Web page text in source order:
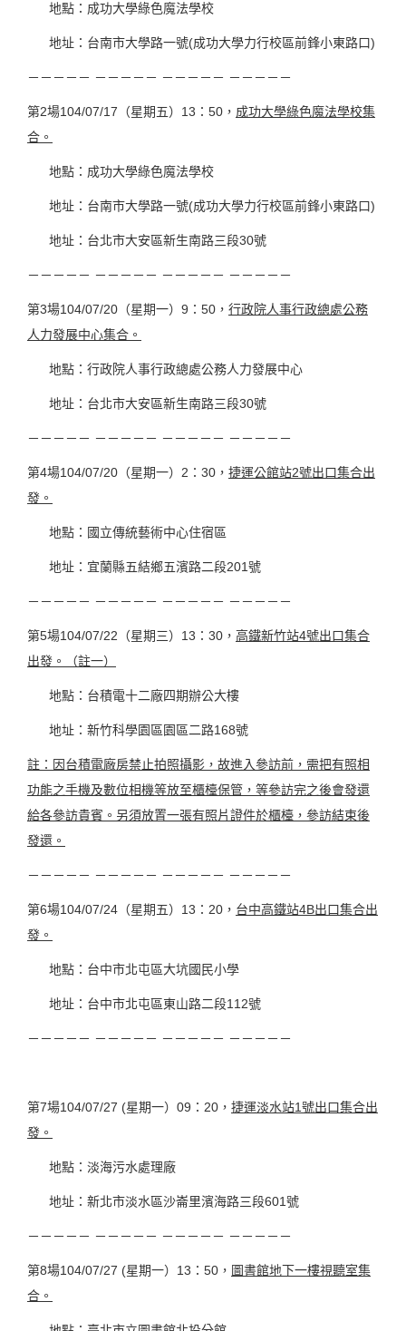
地點：成功大學綠色魔法學校
地址：台南市大學路一號(成功大學力行校區前鋒小東路口)
－－－－－ －－－－－ －－－－－ －－－－－
第2場104/07/17（星期五）13：50， 成功大學綠色魔法學校集
合。
地點：成功大學綠色魔法學校
地址：台南市大學路一號(成功大學力行校區前鋒小東路口)
地址：台北市大安區新生南路三段30號
－－－－－ －－－－－ －－－－－ －－－－－
第3場104/07/20（星期一）9：50， 行政院人事行政總處公務
人力發展中心集合。
地點：行政院人事行政總處公務人力發展中心
地址：台北市大安區新生南路三段30號
－－－－－ －－－－－ －－－－－ －－－－－
第4場104/07/20（星期一）2：30， 捷運公館站2號出口集合出
發。
地點：國立傳統藝術中心住宿區
地址：宜蘭縣五結鄉五濱路二段201號
－－－－－ －－－－－ －－－－－ －－－－－
第5場104/07/22（星期三）13：30， 高鐵新竹站4號出口集合
出發。（註一）
地點：台積電十二廠四期辦公大樓
地址：新竹科學園區園區二路168號
註：因台積電廠房禁止拍照攝影，故進入參訪前，需把有照相
功能之手機及數位相機等放至櫃檯保管，等參訪完之後會發還
給各參訪貴賓。另須放置一張有照片證件於櫃檯，參訪結束後
發還。
－－－－－ －－－－－ －－－－－ －－－－－
第6場104/07/24（星期五）13：20， 台中高鐵站4B出口集合出
發。
地點：台中市北屯區大坑國民小學
地址：台中市北屯區東山路二段112號
－－－－－ －－－－－ －－－－－ －－－－－
第7場104/07/27 (星期一）09：20， 捷運淡水站1號出口集合出
發。
地點：淡海污水處理廠
地址：新北市淡水區沙崙里濱海路三段601號
－－－－－ －－－－－ －－－－－ －－－－－
第8場104/07/27 (星期一）13：50， 圖書館地下一樓視聽室集
合。